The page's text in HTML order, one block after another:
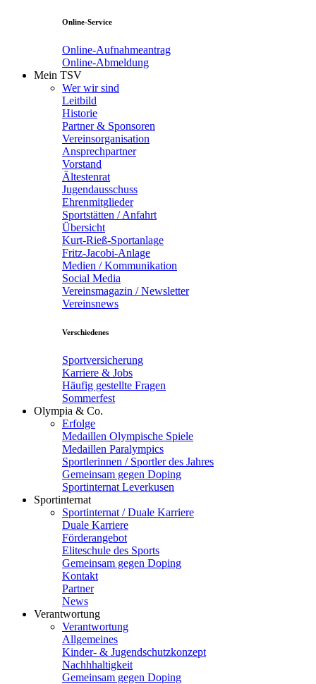
Online-Service
Online-Aufnahmeantrag
Online-Abmeldung
Mein TSV
Wer wir sind
Leitbild
Historie
Partner & Sponsoren
Vereinsorganisation
Ansprechpartner
Vorstand
Ältestenrat
Jugendausschuss
Ehrenmitglieder
Sportstätten / Anfahrt
Übersicht
Kurt-Rieß-Sportanlage
Fritz-Jacobi-Anlage
Medien / Kommunikation
Social Media
Vereinsmagazin / Newsletter
Vereinsnews
Verschiedenes
Sportversicherung
Karriere & Jobs
Häufig gestellte Fragen
Sommerfest
Olympia & Co.
Erfolge
Medaillen Olympische Spiele
Medaillen Paralympics
Sportlerinnen / Sportler des Jahres
Gemeinsam gegen Doping
Sportinternat Leverkusen
Sportinternat
Sportinternat / Duale Karriere
Duale Karriere
Förderangebot
Eliteschule des Sports
Gemeinsam gegen Doping
Kontakt
Partner
News
Verantwortung
Verantwortung
Allgemeines
Kinder- & Jugendschutzkonzept
Nachhhaltigkeit
Gemeinsam gegen Doping